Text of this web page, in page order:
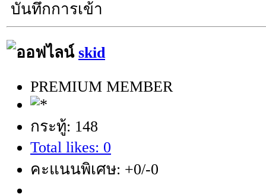
บันทึกการเข้า
skid
PREMIUM MEMBER
กระทู้: 148
Total likes: 0
คะแนนพิเศษ: +0/-0